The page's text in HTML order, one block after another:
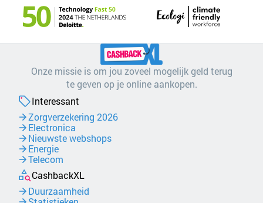
Onze missie is om jou zoveel mogelijk geld terug
te geven op je online aankopen.
Interessant
Zorgverzekering 2026
Electronica
Nieuwste webshops
Energie
Telecom
CashbackXL
Duurzaamheid